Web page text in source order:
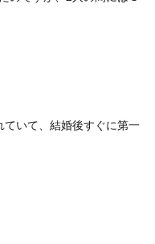
いて、結婚後すぐに第一